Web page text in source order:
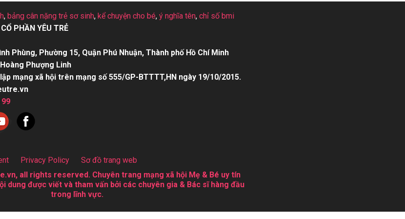
, bảng cân nặng trẻ sơ sinh, kể chuyện cho bé, ý nghĩa tên, chỉ số bmi
PHẦN YÊU TRẺ
Phùng, Phường 15, Quận Phú Nhuận, Thành phố Hồ Chí Minh
Phượng Linh
mạng xã hội trên mạng số 555/GP-BTTTT,HN ngày 19/10/2015.
99
Privacy Policy
Sơ đồ trang web
all rights reserved. Chuyên trang mạng xã hội Mẹ & Bé uy tín
dung được viết và tham vấn bởi các chuyên gia & Bác sĩ hàng đầu
trong lĩnh vực.